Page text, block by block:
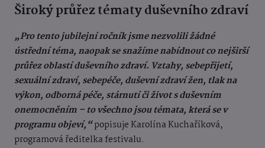
Široký průřez tématy duševního zdraví
„Pro tento jubilejní ročník jsme nezvolili žádné
ústřední téma, naopak se snažíme nabídnout co nejširší
průřez oblastí duševního zdraví. Vztahy, sebepřijetí,
sexuální zdraví, sebepéče, duševní zdraví žen, tlak na
výkon, odborná péče, stárnutí či život s duševním
onemocněním – to všechno jsou témata, která se v
programu objeví,“popisuje Karolína Kuchaříková,
programová ředitelka festivalu.